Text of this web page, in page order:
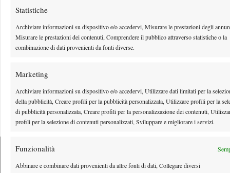
Statistiche
Archiviare informazioni su dispositivo e/o accedervi, Misurare le prestazioni degli
Misurare le prestazioni dei contenuti, Comprendere il pubblico attraverso statistiche o la
combinazione di dati provenienti da fonti diverse.
Marketing
Archiviare informazioni su dispositivo e/o accedervi, Utilizzare dati limitati per la
della pubblicità, Creare profili per la pubblicità personalizzata, Utilizzare profili per la
di pubblicità personalizzata, Creare profili per la personalizzazione dei contenuti,
profili per la selezione di contenuti personalizzati, Sviluppare e migliorare i servizi.
Funzionalità
Abbinare e combinare dati provenienti da altre fonti di dati, Collegare diversi
Instagram
Youtube